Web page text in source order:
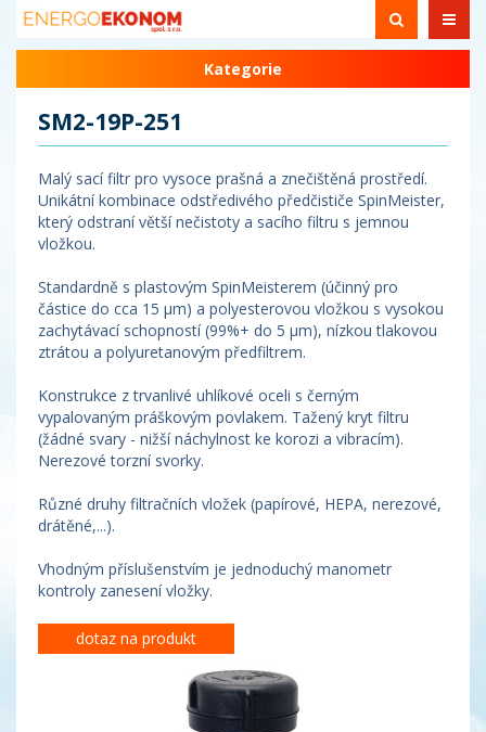
Kategorie
SM2-19P-251
Malý sací filtr pro vysoce prašná a znečištěná prostředí.
Unikátní kombinace odstředivého předčističe SpinMeister,
který odstraní větší nečistoty a sacího filtru s jemnou
vložkou.
Standardně s plastovým SpinMeisterem (účinný pro
částice do cca 15 µm) a polyesterovou vložkou s vysokou
zachytávací schopností (99%+ do 5 µm), nízkou tlakovou
ztrátou a polyuretanovým předfiltrem.
Konstrukce z trvanlivé uhlíkové oceli s černým
vypalovaným práškovým povlakem. Tažený kryt filtru
(žádné svary - nižší náchylnost ke korozi a vibracím).
Nerezové torzní svorky.
Různé druhy filtračních vložek (papírové, HEPA, nerezové,
drátěné,...).
Vhodným příslušenstvím je jednoduchý manometr
kontroly zanesení vložky.
dotaz na produkt